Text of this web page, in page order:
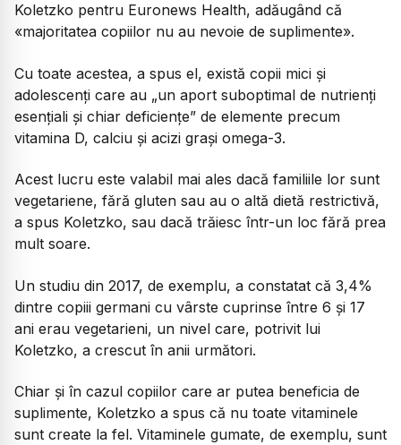
Koletzko pentru Euronews Health, adăugând că
«majoritatea copiilor nu au nevoie de suplimente».
Cu toate acestea, a spus el, există copii mici și
adolescenți care au „un aport suboptimal de nutrienți
esențiali și chiar deficiențe” de elemente precum
vitamina D, calciu și acizi grași omega-3.
Acest lucru este valabil mai ales dacă familiile lor sunt
vegetariene, fără gluten sau au o altă dietă restrictivă,
a spus Koletzko, sau dacă trăiesc într-un loc fără prea
mult soare.
Un studiu din 2017, de exemplu, a constatat că 3,4%
dintre copiii germani cu vârste cuprinse între 6 și 17
ani erau vegetarieni, un nivel care, potrivit lui
Koletzko, a crescut în anii următori.
Chiar și în cazul copiilor care ar putea beneficia de
suplimente, Koletzko a spus că nu toate vitaminele
sunt create la fel. Vitaminele gumate, de exemplu, sunt